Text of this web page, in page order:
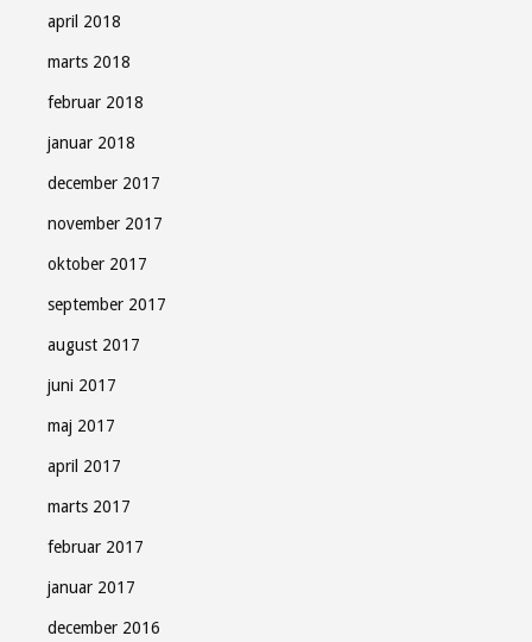
april 2018
marts 2018
februar 2018
januar 2018
december 2017
november 2017
oktober 2017
september 2017
august 2017
juni 2017
maj 2017
april 2017
marts 2017
februar 2017
januar 2017
december 2016